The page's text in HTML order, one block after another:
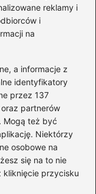
reklamy i
i
na
a informacje z
identyfikatory
przez 137
partnerów
Mogą też być
Niektórzy
osobowe na
się na to nie
przycisku